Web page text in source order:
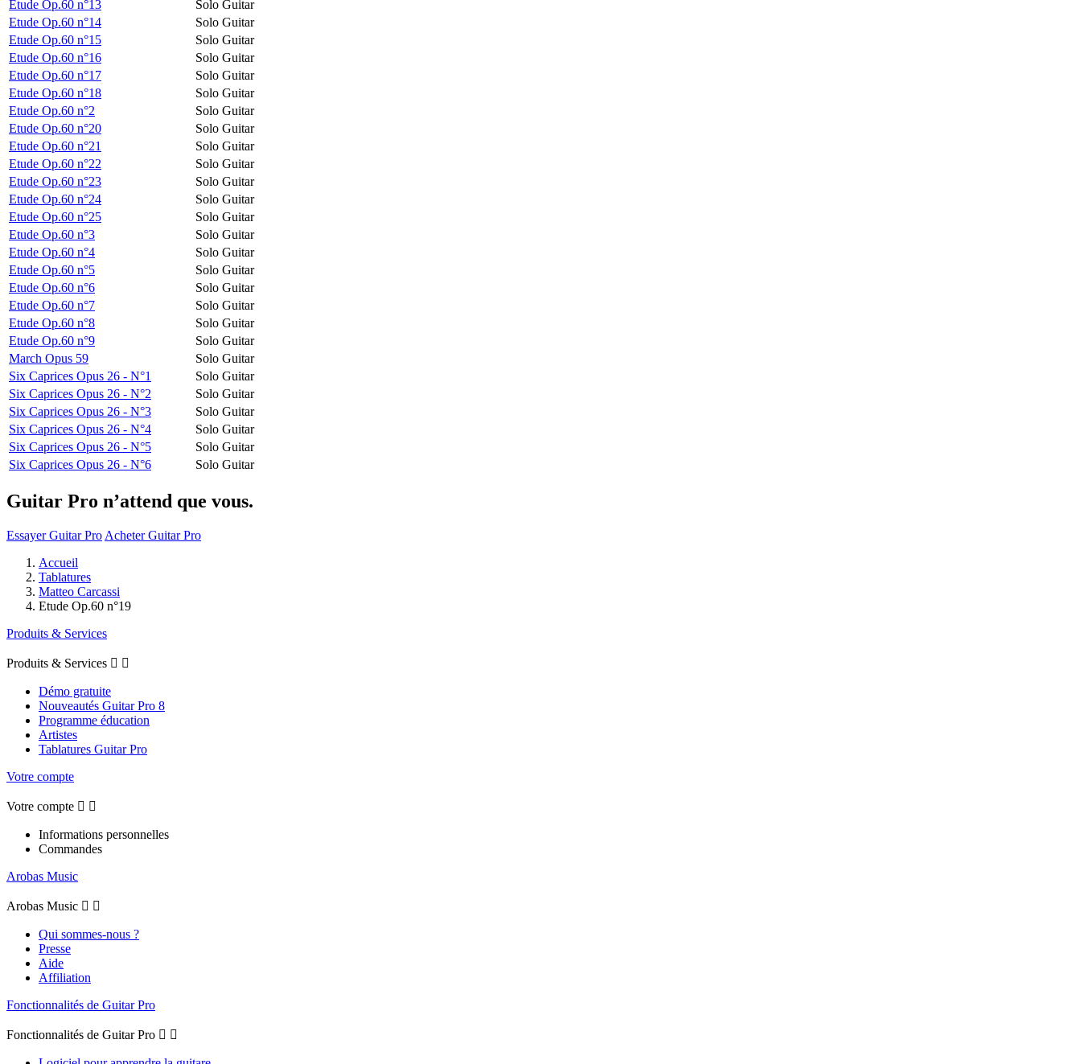
Etude Op.60 n°13
Solo Guitar
Etude Op.60 n°14
Solo Guitar
Etude Op.60 n°15
Solo Guitar
Etude Op.60 n°16
Solo Guitar
Etude Op.60 n°17
Solo Guitar
Etude Op.60 n°18
Solo Guitar
Etude Op.60 n°2
Solo Guitar
Etude Op.60 n°20
Solo Guitar
Etude Op.60 n°21
Solo Guitar
Etude Op.60 n°22
Solo Guitar
Etude Op.60 n°23
Solo Guitar
Etude Op.60 n°24
Solo Guitar
Etude Op.60 n°25
Solo Guitar
Etude Op.60 n°3
Solo Guitar
Etude Op.60 n°4
Solo Guitar
Etude Op.60 n°5
Solo Guitar
Etude Op.60 n°6
Solo Guitar
Etude Op.60 n°7
Solo Guitar
Etude Op.60 n°8
Solo Guitar
Etude Op.60 n°9
Solo Guitar
March Opus 59
Solo Guitar
Six Caprices Opus 26 - N°1
Solo Guitar
Six Caprices Opus 26 - N°2
Solo Guitar
Six Caprices Opus 26 - N°3
Solo Guitar
Six Caprices Opus 26 - N°4
Solo Guitar
Six Caprices Opus 26 - N°5
Solo Guitar
Six Caprices Opus 26 - N°6
Solo Guitar
Guitar Pro n’attend que vous.
Essayer Guitar Pro Acheter Guitar Pro
Accueil
Tablatures
Matteo Carcassi
Etude Op.60 n°19
Produits & Services
Produits & Services  
Démo gratuite
Nouveautés Guitar Pro 8
Programme éducation
Artistes
Tablatures Guitar Pro
Votre compte
Votre compte  
Informations personnelles
Commandes
Arobas Music
Arobas Music  
Qui sommes-nous ?
Presse
Aide
Affiliation
Fonctionnalités de Guitar Pro
Fonctionnalités de Guitar Pro  